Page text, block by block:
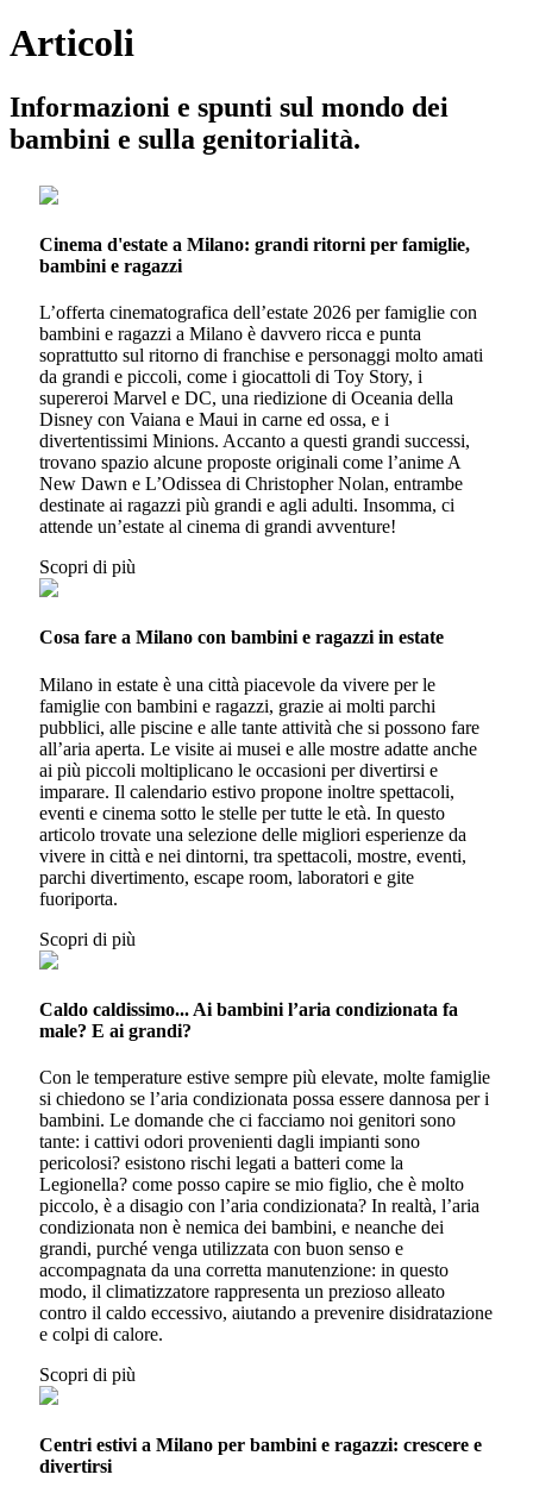
Articoli
Informazioni e spunti sul mondo dei
bambini e sulla genitorialità.
Cinema d'estate a Milano: grandi ritorni per famiglie,
bambini e ragazzi
L’offerta cinematografica dell’estate 2026 per famiglie con
bambini e ragazzi a Milano è davvero ricca e punta
soprattutto sul ritorno di franchise e personaggi molto amati
da grandi e piccoli, come i giocattoli di Toy Story, i
supereroi Marvel e DC, una riedizione di Oceania della
Disney con Vaiana e Maui in carne ed ossa, e i
divertentissimi Minions. Accanto a questi grandi successi,
trovano spazio alcune proposte originali come l’anime A
New Dawn e L’Odissea di Christopher Nolan, entrambe
destinate ai ragazzi più grandi e agli adulti. Insomma, ci
attende un’estate al cinema di grandi avventure!
Scopri di più
Cosa fare a Milano con bambini e ragazzi in estate
Milano in estate è una città piacevole da vivere per le
famiglie con bambini e ragazzi, grazie ai molti parchi
pubblici, alle piscine e alle tante attività che si possono fare
all’aria aperta. Le visite ai musei e alle mostre adatte anche
ai più piccoli moltiplicano le occasioni per divertirsi e
imparare. Il calendario estivo propone inoltre spettacoli,
eventi e cinema sotto le stelle per tutte le età. In questo
articolo trovate una selezione delle migliori esperienze da
vivere in città e nei dintorni, tra spettacoli, mostre, eventi,
parchi divertimento, escape room, laboratori e gite
fuoriporta.
Scopri di più
Caldo caldissimo... Ai bambini l’aria condizionata fa
male? E ai grandi?
Con le temperature estive sempre più elevate, molte famiglie
si chiedono se l’aria condizionata possa essere dannosa per i
bambini. Le domande che ci facciamo noi genitori sono
tante: i cattivi odori provenienti dagli impianti sono
pericolosi? esistono rischi legati a batteri come la
Legionella? come posso capire se mio figlio, che è molto
piccolo, è a disagio con l’aria condizionata? In realtà, l’aria
condizionata non è nemica dei bambini, e neanche dei
grandi, purché venga utilizzata con buon senso e
accompagnata da una corretta manutenzione: in questo
modo, il climatizzatore rappresenta un prezioso alleato
contro il caldo eccessivo, aiutando a prevenire disidratazione
e colpi di calore.
Scopri di più
Centri estivi a Milano per bambini e ragazzi: crescere e
divertirsi